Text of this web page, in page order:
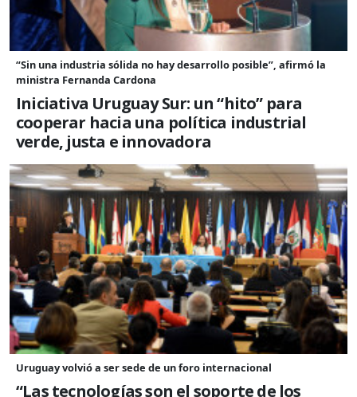
“Sin una industria sólida no hay desarrollo posible”, afirmó la
ministra Fernanda Cardona
Iniciativa Uruguay Sur: un “hito” para
cooperar hacia una política industrial
verde, justa e innovadora
Uruguay volvió a ser sede de un foro internacional
“Las tecnologías son el soporte de los